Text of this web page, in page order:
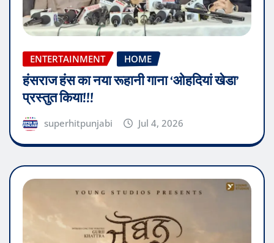
हंसराज हंस का नया रूहानी गाना ‘ओहदियां खेडा’
प्रस्तुत किया!!!
superhitpunjabi Jul 4, 2026